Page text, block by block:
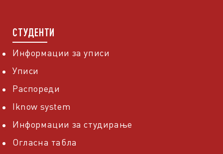
СТУДЕНТИ
Информации за уписи
Уписи
Распореди
Iknow system
Информации за студирање
Огласна табла